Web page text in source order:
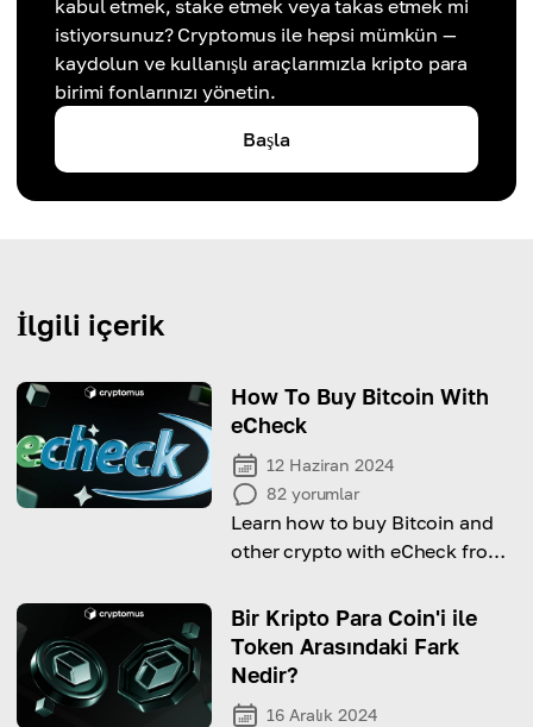
kabul etmek, stake etmek veya takas etmek mi
istiyorsunuz? Cryptomus ile hepsi mümkün —
kaydolun ve kullanışlı araçlarımızla kripto para
birimi fonlarınızı yönetin.
Başla
İlgili içerik
How To Buy Bitcoin With
eCheck
12 Haziran 2024
82 yorumlar
Learn how to buy Bitcoin and
other crypto with eCheck from
Bir Kripto Para Coin'i ile
Token Arasındaki Fark
Nedir?
16 Aralık 2024